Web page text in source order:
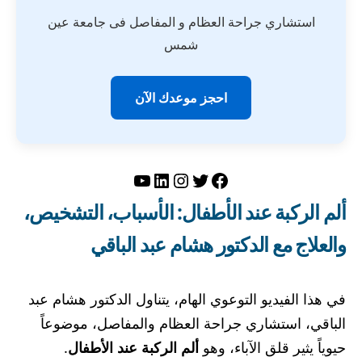
استشاري جراحة العظام و المفاصل فى جامعة عين
شمس
احجز موعدك الآن
فيسبوك
تويترإنستجرام
لينكد إنيوتيوب
ألم الركبة عند الأطفال: الأسباب، التشخيص،
والعلاج مع الدكتور هشام عبد الباقي
في هذا الفيديو التوعوي الهام، يتناول الدكتور هشام عبد
الباقي، استشاري جراحة العظام والمفاصل، موضوعاً
حيوياً يثير قلق الآباء، وهو ألم الركبة عند الأطفال.